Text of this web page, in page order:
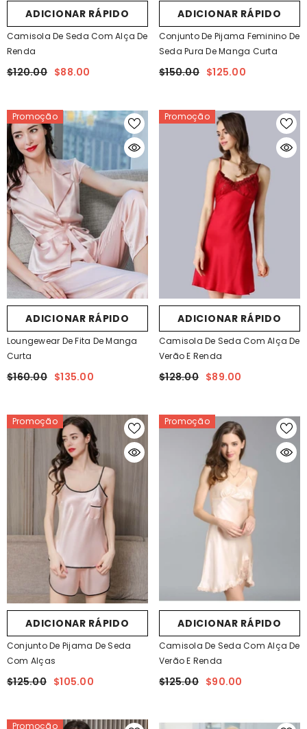
ADICIONAR RÁPIDO
Camisola De Seda Com Alça De
Renda
$120.00 $88.00
ADICIONAR RÁPIDO
Conjunto De Pijama Feminino De
Seda Pura De Manga Curta
$150.00 $125.00
Promoção
ADICIONAR RÁPIDO
Loungewear De Fita De Manga
Curta
$160.00 $135.00
Promoção
ADICIONAR RÁPIDO
Camisola De Seda Com Alça De
Verão E Renda
$128.00 $89.00
Promoção
ADICIONAR RÁPIDO
Conjunto De Pijama De Seda
Com Alças
$125.00 $105.00
Promoção
ADICIONAR RÁPIDO
Camisola De Seda Com Alça De
Verão E Renda
$125.00 $90.00
Promoção